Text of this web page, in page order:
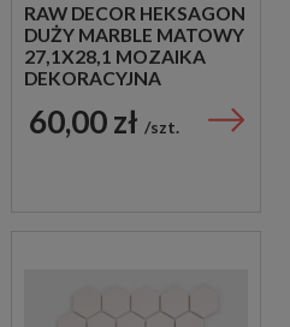
RAW DECOR HEKSAGON
DUŻY MARBLE MATOWY
27,1X28,1 MOZAIKA
DEKORACYJNA
60,00 zł szt.